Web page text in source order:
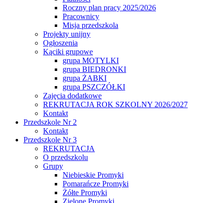
Roczny plan pracy 2025/2026
Pracownicy
Misja przedszkola
Projekty unijny
Ogłoszenia
Kąciki grupowe
grupa MOTYLKI
grupa BIEDRONKI
grupa ŻABKI
grupa PSZCZÓŁKI
Zajęcia dodatkowe
REKRUTACJA ROK SZKOLNY 2026/2027
Kontakt
Przedszkole Nr 2
Kontakt
Przedszkole Nr 3
REKRUTACJA
O przedszkolu
Grupy
Niebieskie Promyki
Pomarańcze Promyki
Żółte Promyki
Zielone Promyki